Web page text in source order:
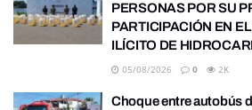
PERSONAS POR SU
PARTICIPACIÓN EN
ILÍCITO DE
05/08/2026 0 2K
Choque entre autobús